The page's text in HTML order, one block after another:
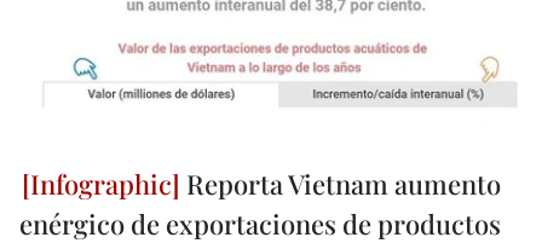
Reporta Vietnam aumento
enérgico de exportaciones de productos